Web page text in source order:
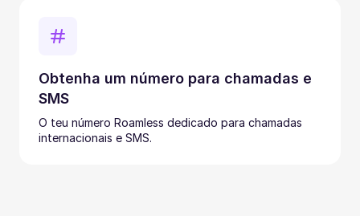
Obtenha um número para chamadas e
SMS
O teu número Roamless dedicado para chamadas
internacionais e SMS.